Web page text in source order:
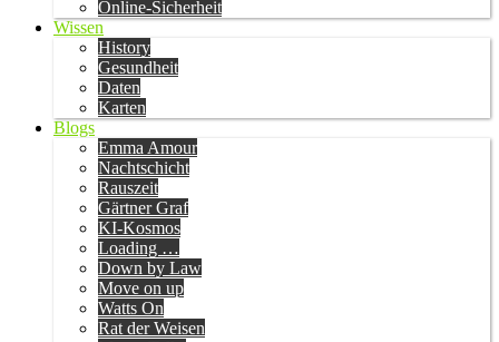
Online-Sicherheit
Wissen
History
Gesundheit
Daten
Karten
Blogs
Emma Amour
Nachtschicht
Rauszeit
Gärtner Graf
KI-Kosmos
Loading …
Down by Law
Move on up
Watts On
Rat der Weisen